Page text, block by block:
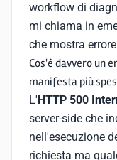
workflow di
mi chiama in
che mostra
Cos'è davvero un
manifesta più
L'HTTP 500
server-side che
nell'esecuzione
richiesta ma